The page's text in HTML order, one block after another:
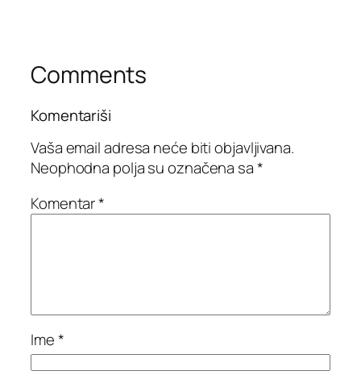
Comments
Komentariši
Vaša email adresa neće biti objavljivana.
Neophodna polja su označena sa*
Komentar*
Ime*